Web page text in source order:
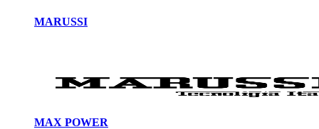
MARUSSI
MAX POWER